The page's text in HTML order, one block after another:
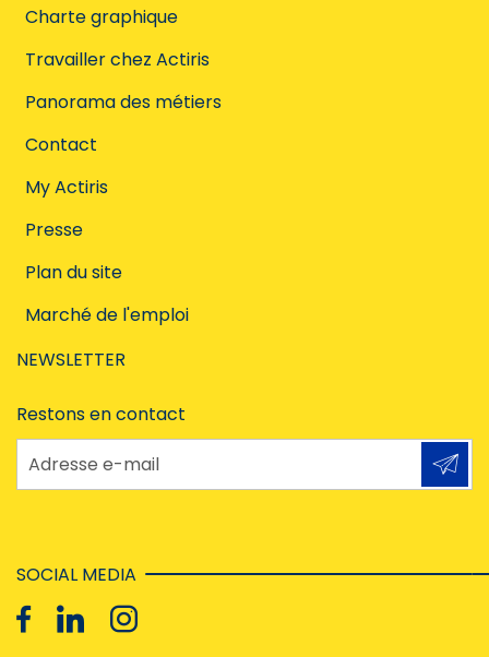
Charte graphique
Travailler chez Actiris
Panorama des métiers
Contact
My Actiris
Presse
Plan du site
Marché de l'emploi
NEWSLETTER
Restons en contact
Adresse e-mail
SOCIAL MEDIA